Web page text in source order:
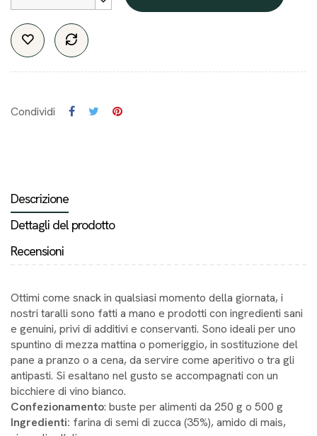
Condividi
Descrizione
Dettagli del prodotto
Recensioni
Ottimi come snack in qualsiasi momento della giornata, i
nostri taralli sono fatti a mano e prodotti con ingredienti sani
e genuini, privi di additivi e conservanti. Sono ideali per uno
spuntino di mezza mattina o pomeriggio, in sostituzione del
pane a pranzo o a cena, da servire come aperitivo o tra gli
antipasti. Si esaltano nel gusto se accompagnati con un
bicchiere di vino bianco.
Confezionamento: buste per alimenti da 250 g o 500 g
Ingredienti: farina di semi di zucca (35%), amido di mais,